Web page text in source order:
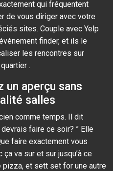
qui fréquentent
de vous diriger avec votre
sites. Couple avec Yelp
finder, et ils le
les rencontres sur
.
un aperçu sans
salles
comme temps. Il dit
faire ce soir? ” Elle
faire exactement vous
va sur et sur jusqu’à ce
pizza, et sett set for une autre